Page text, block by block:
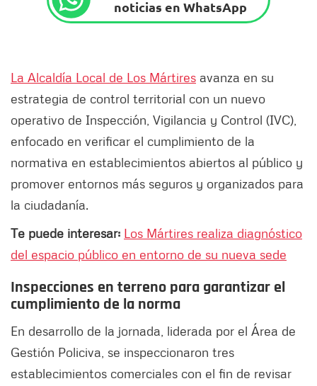
noticias en WhatsApp
La Alcaldía Local de Los Mártires avanza en su
estrategia de control territorial con un nuevo
operativo de Inspección, Vigilancia y Control (IVC),
enfocado en verificar el cumplimiento de la
normativa en establecimientos abiertos al público y
promover entornos más seguros y organizados para
la ciudadanía.
Te puede interesar: Los Mártires realiza diagnóstico
del espacio público en entorno de su nueva sede
Inspecciones en terreno para garantizar el
cumplimiento de la norma
En desarrollo de la jornada, liderada por el Área de
Gestión Policiva, se inspeccionaron tres
establecimientos comerciales con el fin de revisar